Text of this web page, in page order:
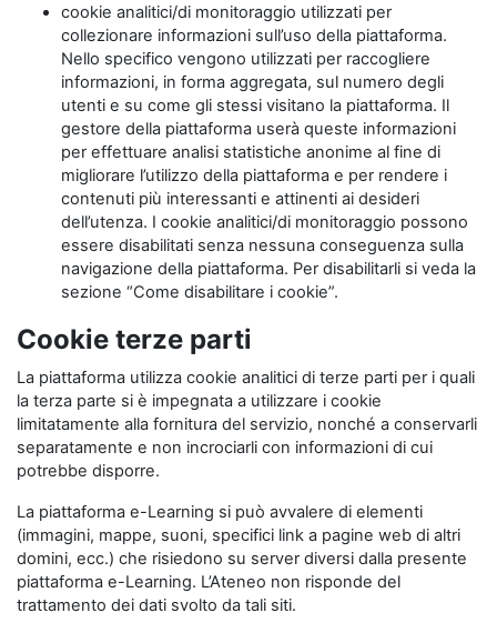
cookie analitici/di monitoraggio utilizzati per
collezionare informazioni sull’uso della piattaforma.
Nello specifico vengono utilizzati per raccogliere
informazioni, in forma aggregata, sul numero degli
utenti e su come gli stessi visitano la piattaforma. Il
gestore della piattaforma userà queste informazioni
per effettuare analisi statistiche anonime al fine di
migliorare l’utilizzo della piattaforma e per rendere i
contenuti più interessanti e attinenti ai desideri
dell’utenza. I cookie analitici/di monitoraggio possono
essere disabilitati senza nessuna conseguenza sulla
navigazione della piattaforma. Per disabilitarli si veda la
sezione “Come disabilitare i cookie”.
Cookie terze parti
La piattaforma utilizza cookie analitici di terze parti per i quali
la terza parte si è impegnata a utilizzare i cookie
limitatamente alla fornitura del servizio, nonché a conservarli
separatamente e non incrociarli con informazioni di cui
potrebbe disporre.
La piattaforma e-Learning si può avvalere di elementi
(immagini, mappe, suoni, specifici link a pagine web di altri
domini, ecc.) che risiedono su server diversi dalla presente
piattaforma e-Learning. L’Ateneo non risponde del
trattamento dei dati svolto da tali siti.